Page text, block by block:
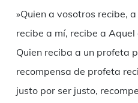
»Quien a vosotros recibe,
recibe a mí, recibe a
Quien reciba a un profeta
recompensa de profeta
justo por ser justo,